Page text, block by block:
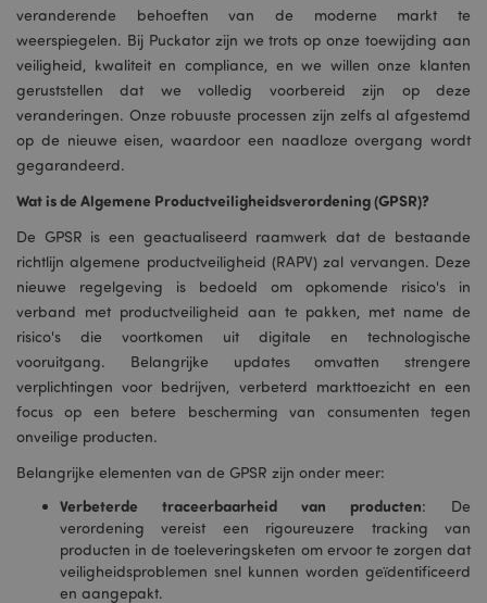
veranderende behoeften van de moderne markt te
weerspiegelen. Bij Puckator zijn we trots op onze toewijding aan
veiligheid, kwaliteit en compliance, en we willen onze klanten
geruststellen dat we volledig voorbereid zijn op deze
veranderingen. Onze robuuste processen zijn zelfs al afgestemd
op de nieuwe eisen, waardoor een naadloze overgang wordt
gegarandeerd.
Wat is de Algemene Productveiligheidsverordening (GPSR)?
De GPSR is een geactualiseerd raamwerk dat de bestaande
richtlijn algemene productveiligheid (RAPV) zal vervangen. Deze
nieuwe regelgeving is bedoeld om opkomende risico's in
verband met productveiligheid aan te pakken, met name de
risico's die voortkomen uit digitale en technologische
vooruitgang. Belangrijke updates omvatten strengere
verplichtingen voor bedrijven, verbeterd markttoezicht en een
focus op een betere bescherming van consumenten tegen
onveilige producten.
Belangrijke elementen van de GPSR zijn onder meer:
Verbeterde traceerbaarheid van producten: De
verordening vereist een rigoureuzere tracking van
producten in de toeleveringsketen om ervoor te zorgen dat
veiligheidsproblemen snel kunnen worden geïdentificeerd
en aangepakt.